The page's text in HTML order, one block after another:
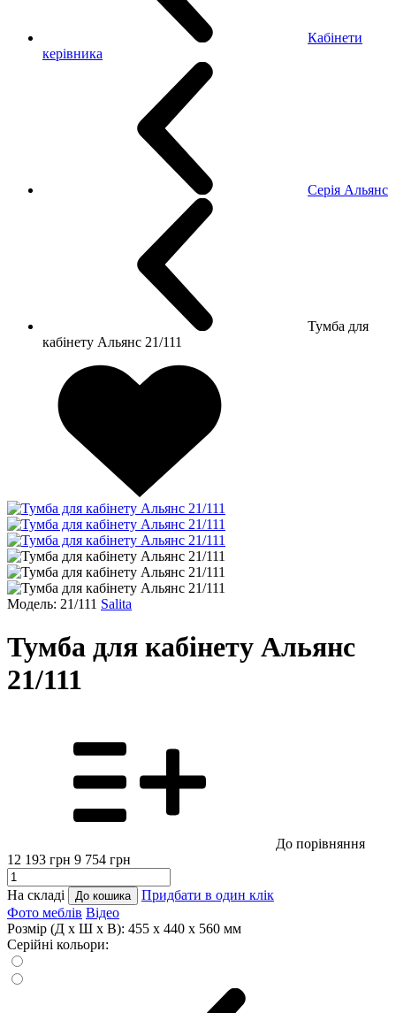
Кабінети
керівника
Серія Альянс
Тумба для
кабінету Альянс 21/111
Модель: 21/111 Salita
Тумба для кабінету Альянс
21/111
До порівняння
12 193 грн 9 754 грн
На складі До кошика
Придбати в один клік
Фото меблів Відео
Розмір (Д x Ш x В): 455 x 440 x 560 мм
Серійні кольори: